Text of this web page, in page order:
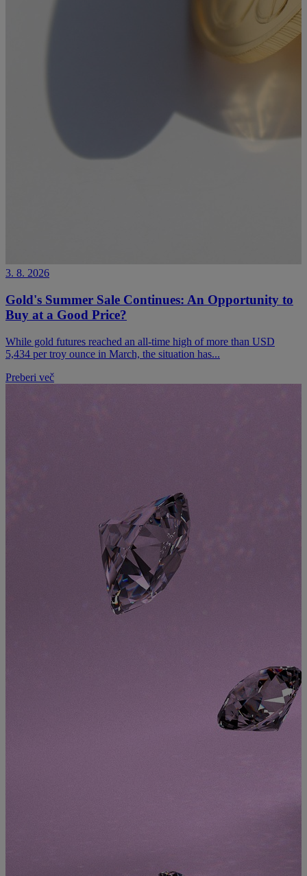
3. 8. 2026
Gold's Summer Sale Continues: An Opportunity to
Buy at a Good Price?
While gold futures reached an all-time high of more than USD
5,434 per troy ounce in March, the situation has...
Preberi več